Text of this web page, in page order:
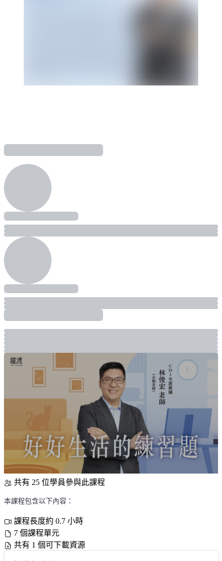
共有 25 位學員參與此課程
本課程包含以下內容：
課程長度約 0.7 小時
7 個課程單元
共有 1 個可下載資源